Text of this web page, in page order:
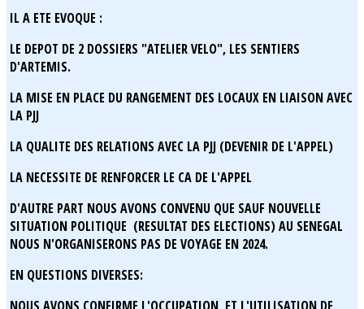
IL A ETE EVOQUE :
LE DEPOT DE 2 DOSSIERS "ATELIER VELO", LES SENTIERS
D'ARTEMIS.
LA MISE EN PLACE DU RANGEMENT DES LOCAUX EN LIAISON AVEC
LA PJJ
LA QUALITE DES RELATIONS AVEC LA PJJ (DEVENIR DE L'APPEL)
LA NECESSITE DE RENFORCER LE CA DE L'APPEL
D'AUTRE PART NOUS AVONS CONVENU QUE SAUF NOUVELLE
SITUATION POLITIQUE (RESULTAT DES ELECTIONS) AU SENEGAL
NOUS N'ORGANISERONS PAS DE VOYAGE EN 2024.
EN QUESTIONS DIVERSES: